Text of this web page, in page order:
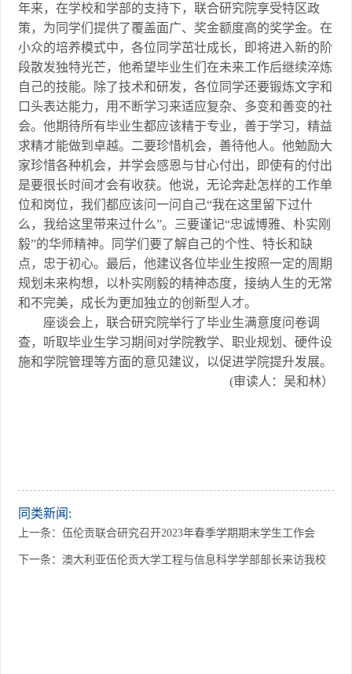
年来，在学校和学部的支持下，联合研究院享受特区政
策，为同学们提供了覆盖面广、奖金额度高的奖学金。在
小众的培养模式中，各位同学茁壮成长，即将进入新的阶
段散发独特光芒，他希望毕业生们在未来工作后继续淬炼
自己的技能。除了技术和研发，各位同学还要锻炼文字和
口头表达能力，用不断学习来适应复杂、多变和善变的社
会。他期待所有毕业生都应该精于专业，善于学习，精益
求精才能做到卓越。二要珍惜机会，善待他人。他勉励大
家珍惜各种机会，并学会感恩与甘心付出，即使有的付出
是要很长时间才会有收获。他说，无论奔赴怎样的工作单
位和岗位，我们都应该问一问自己“我在这里留下过什
么，我给这里带来过什么”。三要谨记“忠诚博雅、朴实刚
毅”的华师精神。同学们要了解自己的个性、特长和缺
点，忠于初心。最后，他建议各位毕业生按照一定的周期
规划未来构想，以朴实刚毅的精神态度，接纳人生的无常
和不完美，成长为更加独立的创新型人才。
座谈会上，联合研究院举行了毕业生满意度问卷调
查，听取毕业生学习期间对学院教学、职业规划、硬件设
施和学院管理等方面的意见建议，以促进学院提升发展。
(审读人：吴和林）
同类新闻:
上一条： 伍伦贡联合研究召开2023年春季学期期末学生工作会
下一条： 澳大利亚伍伦贡大学工程与信息科学学部部长来访我校